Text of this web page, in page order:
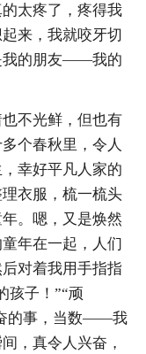
太疼了，疼得我
来，我就咬牙切
我的朋友——我的
不光鲜，但也有
个春秋里，令人
幸好平凡人家的
衣服，梳一梳头
。嗯，又是焕然
年在一起，人们
对着我用手指指
孩子！”“顽
的事，当数——我
，真令人兴奋，